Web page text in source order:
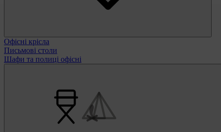
Офісні крісла
Письмові столи
Шафи та полиці офісні